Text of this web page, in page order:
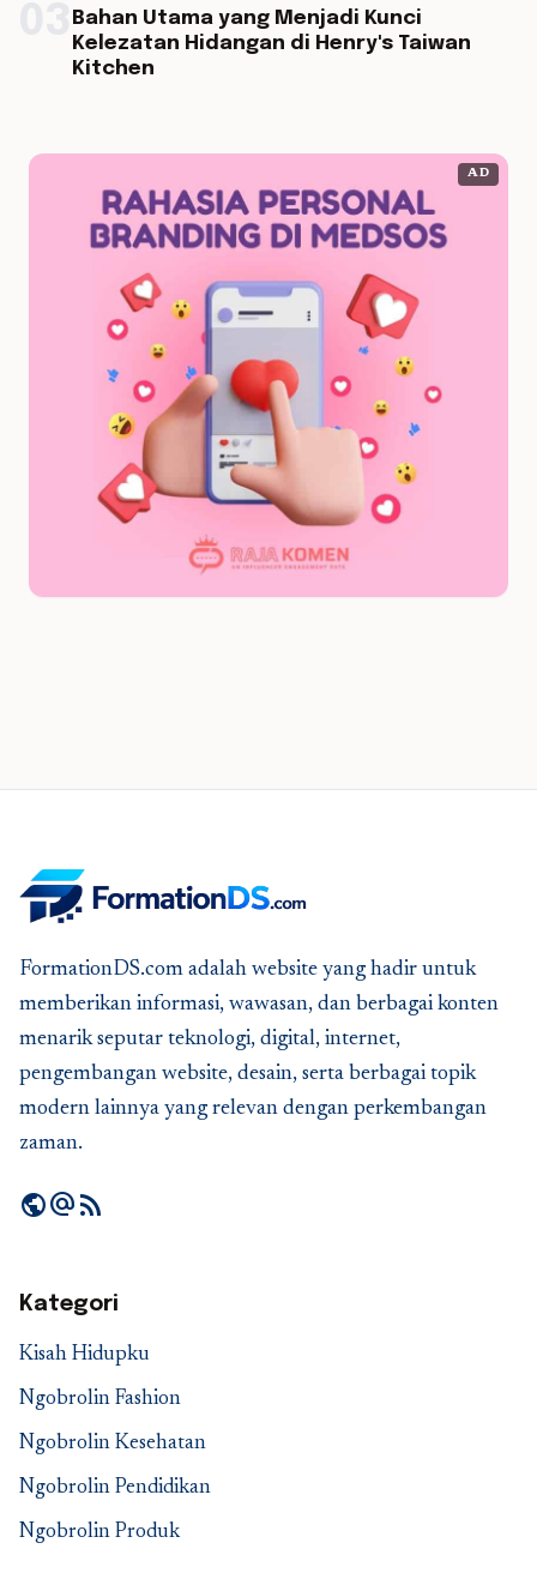
Bahan Utama yang Menjadi Kunci
Kelezatan Hidangan di Henry's Taiwan
Kitchen
AD
FormationDS.com adalah website yang hadir untuk
memberikan informasi, wawasan, dan berbagai konten
menarik seputar teknologi, digital, internet,
pengembangan website, desain, serta berbagai topik
modern lainnya yang relevan dengan perkembangan
zaman.
publicalternate_emailrss_feed
Kategori
Kisah Hidupku
Ngobrolin Fashion
Ngobrolin Kesehatan
Ngobrolin Pendidikan
Ngobrolin Produk